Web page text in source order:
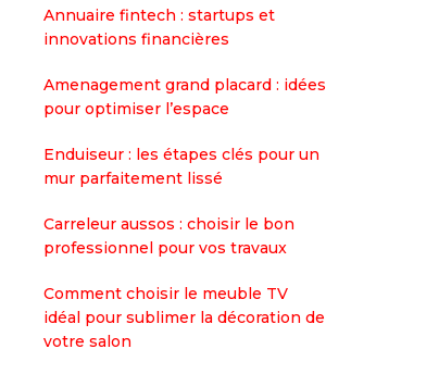
Annuaire fintech : startups et
innovations financières
Amenagement grand placard : idées
pour optimiser l’espace
Enduiseur : les étapes clés pour un
mur parfaitement lissé
Carreleur aussos : choisir le bon
professionnel pour vos travaux
Comment choisir le meuble TV
idéal pour sublimer la décoration de
votre salon